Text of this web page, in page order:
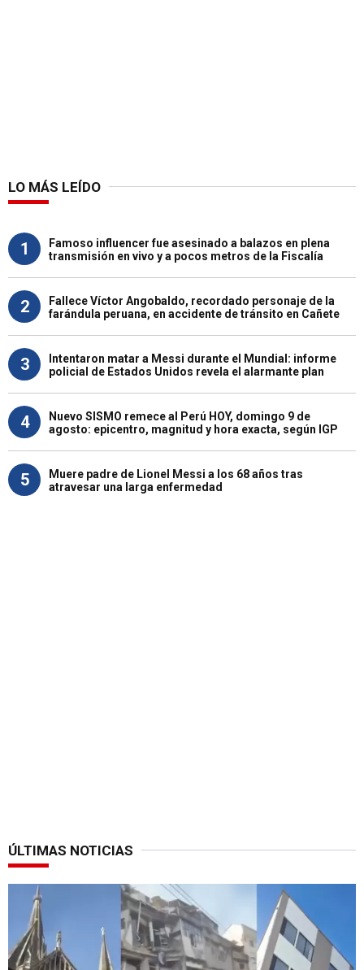
LO MÁS LEÍDO
1
Famoso influencer fue asesinado a balazos en plena
transmisión en vivo y a pocos metros de la Fiscalía
2
Fallece Víctor Angobaldo, recordado personaje de la
farándula peruana, en accidente de tránsito en Cañete
3
Intentaron matar a Messi durante el Mundial: informe
policial de Estados Unidos revela el alarmante plan
4
Nuevo SISMO remece al Perú HOY, domingo 9 de
agosto: epicentro, magnitud y hora exacta, según IGP
5
Muere padre de Lionel Messi a los 68 años tras
atravesar una larga enfermedad
ÚLTIMAS NOTICIAS